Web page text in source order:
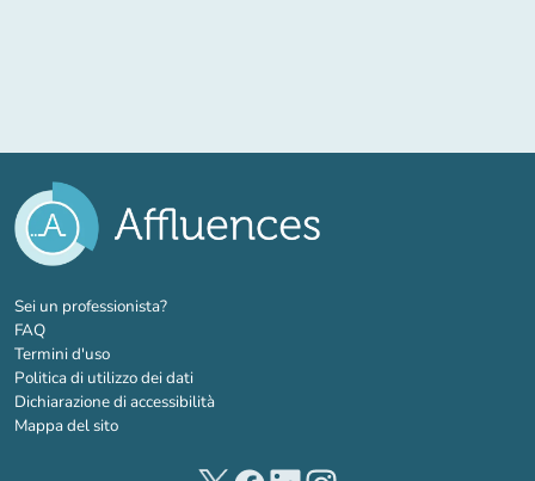
Sei un professionista?(nuova scheda)
FAQ
Termini d'uso
Politica di utilizzo dei dati
Dichiarazione di accessibilità
Mappa del sito